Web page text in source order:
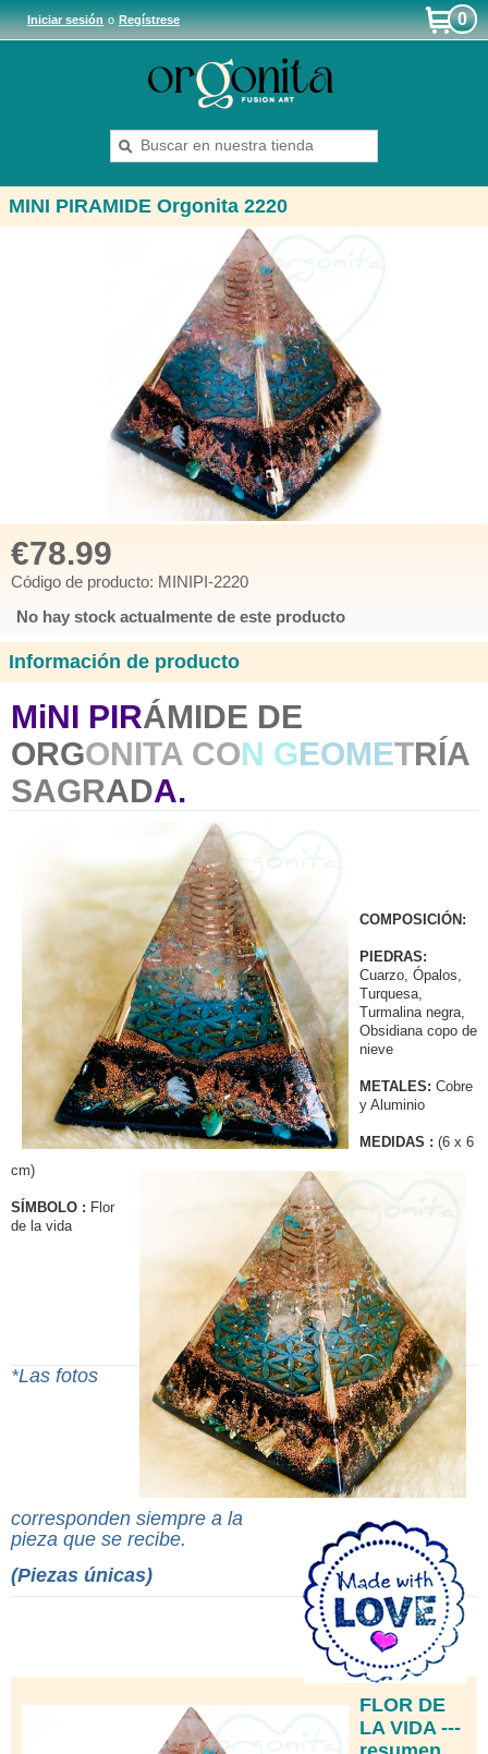
Iniciar sesiónoRegístrese 0
MINI PIRAMIDE Orgonita 2220
€78.99
Código de producto: MINIPI-2220
No hay stock actualmente de este producto
Información de producto
MiNI PIRÁMIDE DE
ORGONITA CON GEOMETRÍA
SAGRADA.
COMPOSICIÓN:
PIEDRAS:
Cuarzo, Ópalos,
Turquesa,
Turmalina negra,
Obsidiana copo de
nieve
METALES: Cobre
y Aluminio
MEDIDAS : (6 x 6
cm)
SÍMBOLO : Flor
de la vida
*Las fotos
corresponden siempre a la
pieza que se recibe.
(Piezas únicas)
FLOR DE
LA VIDA ---